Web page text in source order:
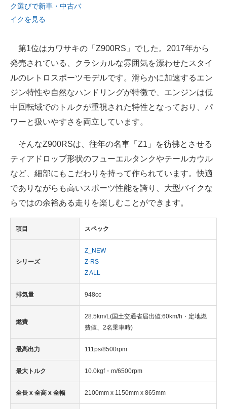
ク選びで新車・中古バ
イクを見る
第1位はカワサキの「Z900RS」でした。2017年から
発売されている、クラシカルな雰囲気を漂わせたスタイ
ルのレトロスポーツモデルです。滑らかに加速するエン
ジン特性や自然なハンドリングが特徴で、エンジンは低
中回転域でのトルクが重視された特性となっており、パ
ワーと扱いやすさを両立しています。
そんなZ900RSは、往年の名車「Z1」を彷彿とさせる
ティアドロップ形状のフューエルタンクやテールカウル
など、細部にもこだわりを持って作られています。快適
でありながらも高いスポーツ性能を誇り、大型バイクな
らではの余裕ある走りを楽しむことができます。
項目 スペック
シリーズ
Z_NEW
Z-RS
Z ALL
排気量 948cc
燃費
28.5km/L(国土交通省届出値:60km/h・定地燃
費値、2名乗車時)
最高出力 111ps/8500rpm
最大トルク 10.0kgf・m/6500rpm
全長 x 全高 x 全幅 2100mm x 1150mm x 865mm